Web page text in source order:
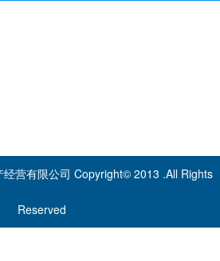
经营有限公司 Copyright© 2013 .All Rights
Reserved